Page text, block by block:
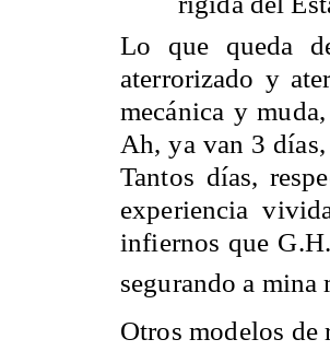
Lo que queda
aterrorizado y
mecánica y
Ah, ya van 3
Tantos días,
experiencia
infiernos que
segurando a mina
Otros modelos